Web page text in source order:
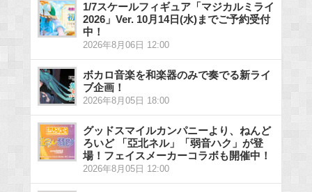
1/7スケールフィギュア「マジカルミライ
2026」Ver. 10月14日(水)までご予約受付
中！
2026年8月06日 12:00
ボカロ音楽を和楽器のみで奏でる新ライ
ブ企画！
2026年8月05日 18:00
グッドスマイルカンパニーより、ねんど
ろいど 「亞北ネル」「弱音ハク」が登
場！フェイスメーカーコラボも開催中！
2026年8月05日 12:00